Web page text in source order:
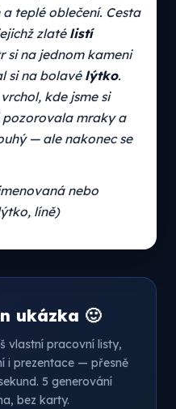
teplé oblečení. Cesta
zlatélistí
si na jednom kameni
si na bolavé lýtko.
kde jsme si
pozorovala mraky a
— ale nakonec se
nebo
líně)
ukázka 🙂
vlastní pracovní listy,
i prezentace — přesně
5 generování
bez karty.